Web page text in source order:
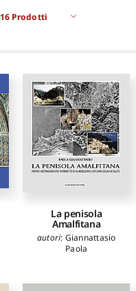
16 Prodotti
La penisola
Amalfitana
autori: Giannattasio
Paola